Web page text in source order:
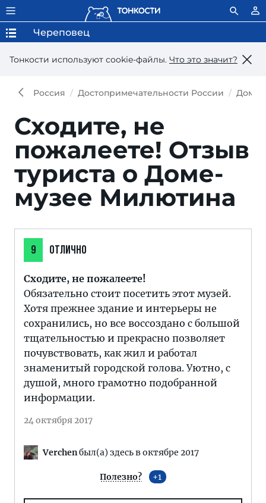
Тонкости используют сookie-файлы. Что это значит?
Череповец
Россия Достопримечательности России Дом-
Сходите, не
пожалеете! Отзыв
туриста о Доме-
музее Милютина
9 ОТЛИЧНО
Сходите, не пожалеете!
Обязательно стоит посетить этот музей.
Хотя прежнее здание и интерьеры не
сохранились, но все воссоздано с большой
тщательностью и прекрасно позволяет
почувствовать, как жил и работал
знаменитый городской голова. Уютно, с
душой, много грамотно подобранной
информации.
24 октября 2017
Verchenбыл(а) здесь в октябре 2017
Полезно? 1